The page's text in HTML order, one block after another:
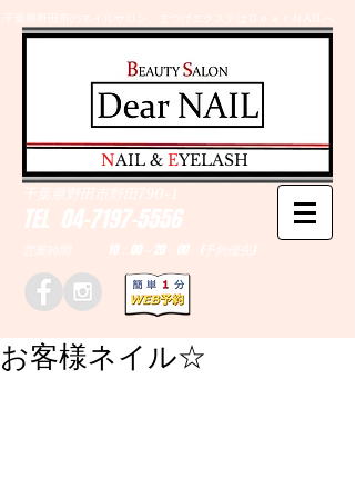
千葉県野田市のネイルサロン、まつげエクステはＤｅａｒＮAILへ
TEL 04-7197-5556
営業時間 10：00～20：00 (予約優先)
千葉県野田市野田790-1
​NAIL & EYELASH
お客様ネイル☆